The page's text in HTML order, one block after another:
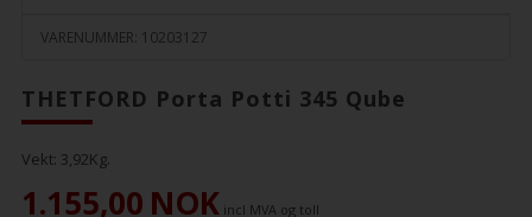
VARENUMMER: 10203127
THETFORD Porta Potti 345 Qube
Vekt: 3,92Kg.
1.155,00 NOK incl MVA og toll